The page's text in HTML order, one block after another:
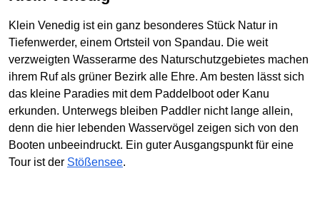
Klein Venedig ist ein ganz besonderes Stück Natur in
Tiefenwerder, einem Ortsteil von Spandau. Die weit
verzweigten Wasserarme des Naturschutzgebietes machen
ihrem Ruf als grüner Bezirk alle Ehre. Am besten lässt sich
das kleine Paradies mit dem Paddelboot oder Kanu
erkunden. Unterwegs bleiben Paddler nicht lange allein,
denn die hier lebenden Wasservögel zeigen sich von den
Booten unbeeindruckt. Ein guter Ausgangspunkt für eine
Tour ist der Stößensee.